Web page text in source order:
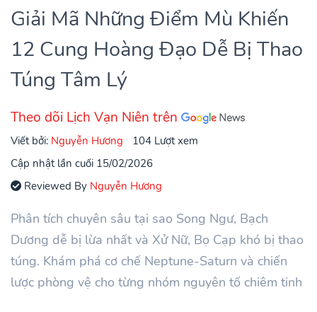
Giải Mã Những Điểm Mù Khiến
12 Cung Hoàng Đạo Dễ Bị Thao
Túng Tâm Lý
Theo dõi Lịch Vạn Niên trên
Viết bởi: Nguyễn Hương
104 Lượt xem
Cập nhật lần cuối 15/02/2026
Reviewed By Nguyễn Hương
Phân tích chuyên sâu tại sao Song Ngư, Bạch
Dương dễ bị lừa nhất và Xử Nữ, Bọ Cạp khó bị thao
túng. Khám phá cơ chế Neptune-Saturn và chiến
lược phòng vệ cho từng nhóm nguyên tố chiêm tinh